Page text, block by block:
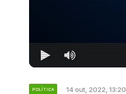
POLÍTICA 14 out, 2022, 13:20